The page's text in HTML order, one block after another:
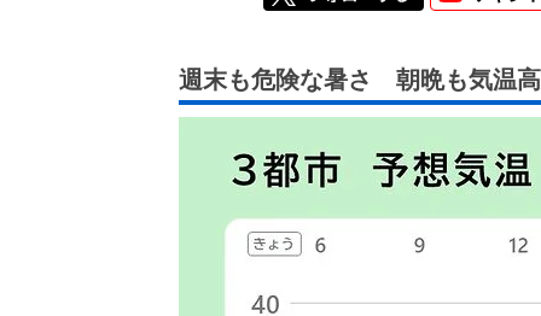
週末も危険な暑さ 朝晩も気温